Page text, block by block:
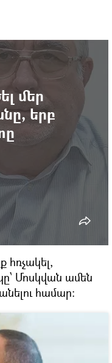
մեր
երբ
հռչակել,
Մոսկվան ամեն
համար։